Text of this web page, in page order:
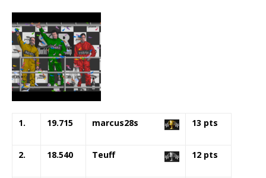
1. 19.715 marcus28s 13 pts
2. 18.540 Teuff 12 pts